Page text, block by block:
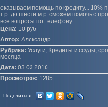
оказываем помощь по кредиту... 10%
т.р. до шести м.р. сможем помочь с
все вопросы по телефону.
Цена: 10 руб
Автор: Александр
Рубрика: Услуги, Кредиты и ссуды,
месяца
Дата: 03.03.2016
Просмотров: 1285
Поделиться